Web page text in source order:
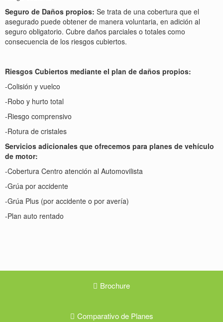
Seguro de Daños propios: Se trata de una cobertura que el
asegurado puede obtener de manera voluntaria, en adición al
seguro obligatorio. Cubre daños parciales o totales como
consecuencia de los riesgos cubiertos.
Riesgos Cubiertos mediante el plan de daños propios:
-Colisión y vuelco
-Robo y hurto total
-Riesgo comprensivo
-Rotura de cristales
Servicios adicionales que ofrecemos para planes de vehículo
de motor:
-Cobertura Centro atención al Automovilista
-Grúa por accidente
-Grúa Plus (por accidente o por avería)
-Plan auto rentado
Brochure
Comparativo de Planes